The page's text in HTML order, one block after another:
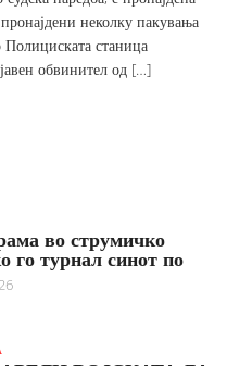
неколку пакувања
станица
обвинител од […]
во струмичко
го турнал синот по